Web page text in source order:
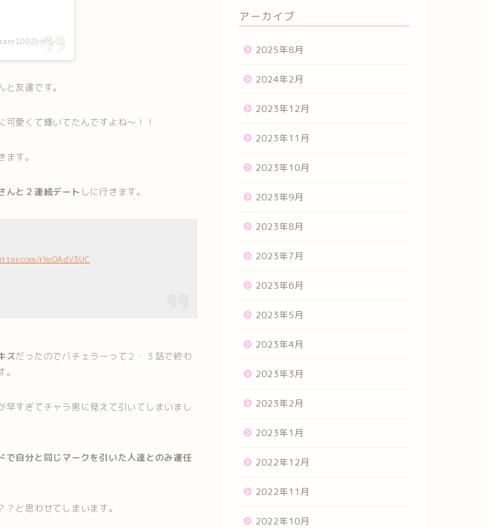
がシェアした投稿
友達です。
愛くて輝いてたんですよね〜！！
す。
んと２連続デート しに行きます。
rYeOAdV3UC
スだったのでバチェラーって２・３話で終わ
すぎてチャラ男に見えて引いてしまいまし
で自分と同じマークを引いた人達とのみ運任
と思わせてしまいます。
アーカイブ
2025年8月
2024年2月
2023年12月
2023年11月
2023年10月
2023年9月
2023年8月
2023年7月
2023年6月
2023年5月
2023年4月
2023年3月
2023年2月
2023年1月
2022年12月
2022年11月
2022年10月